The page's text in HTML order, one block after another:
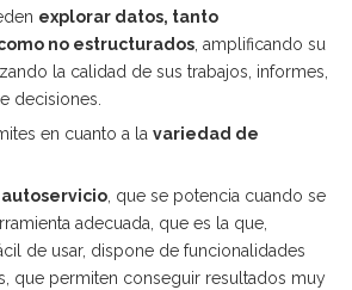
explorar datos, tanto
no estructurados , amplificando su
la calidad de sus trabajos, informes,
decisiones.
en cuanto a la variedad de
autoservicio , que se potencia cuando se
adecuada, que es la que,
de usar, dispone de funcionalidades
que permiten conseguir resultados muy